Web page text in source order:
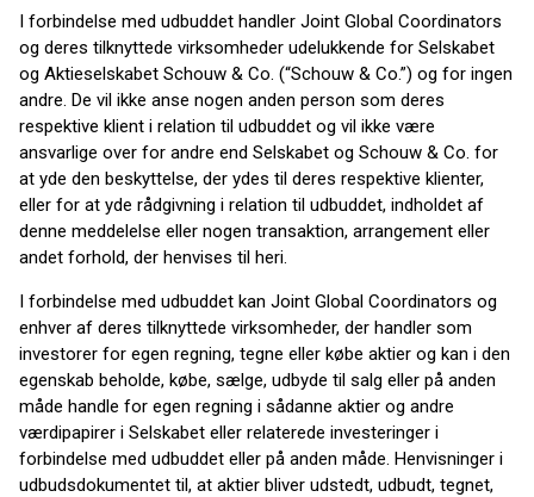
I forbindelse med udbuddet handler Joint Global Coordinators
og deres tilknyttede virksomheder udelukkende for Selskabet
og Aktieselskabet Schouw & Co. (“Schouw & Co.”) og for ingen
andre. De vil ikke anse nogen anden person som deres
respektive klient i relation til udbuddet og vil ikke være
ansvarlige over for andre end Selskabet og Schouw & Co. for
at yde den beskyttelse, der ydes til deres respektive klienter,
eller for at yde rådgivning i relation til udbuddet, indholdet af
denne meddelelse eller nogen transaktion, arrangement eller
andet forhold, der henvises til heri.
I forbindelse med udbuddet kan Joint Global Coordinators og
enhver af deres tilknyttede virksomheder, der handler som
investorer for egen regning, tegne eller købe aktier og kan i den
egenskab beholde, købe, sælge, udbyde til salg eller på anden
måde handle for egen regning i sådanne aktier og andre
værdipapirer i Selskabet eller relaterede investeringer i
forbindelse med udbuddet eller på anden måde. Henvisninger i
udbudsdokumentet til, at aktier bliver udstedt, udbudt, tegnet,